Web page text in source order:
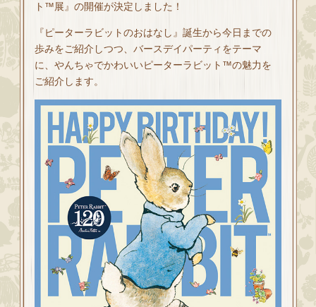
ト™展』の開催が決定しました！
『ピーターラビットのおはなし』誕生から今日までの
歩みをご紹介しつつ、バースデイパーティをテーマ
に、やんちゃでかわいいピーターラビット™の魅力を
ご紹介します。